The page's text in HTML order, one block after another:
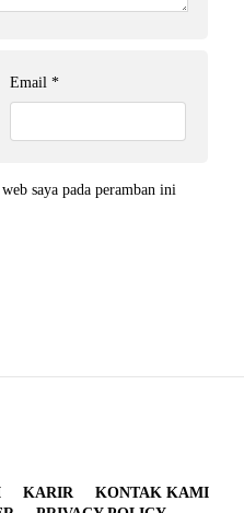
Email *
saya pada peramban ini
KARIR
KONTAK KAMI